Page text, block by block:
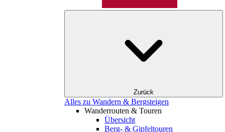
Zurück
Alles zu Wandern & Bergsteigen
Wanderrouten & Touren
Übersicht
Berg- & Gipfeltouren